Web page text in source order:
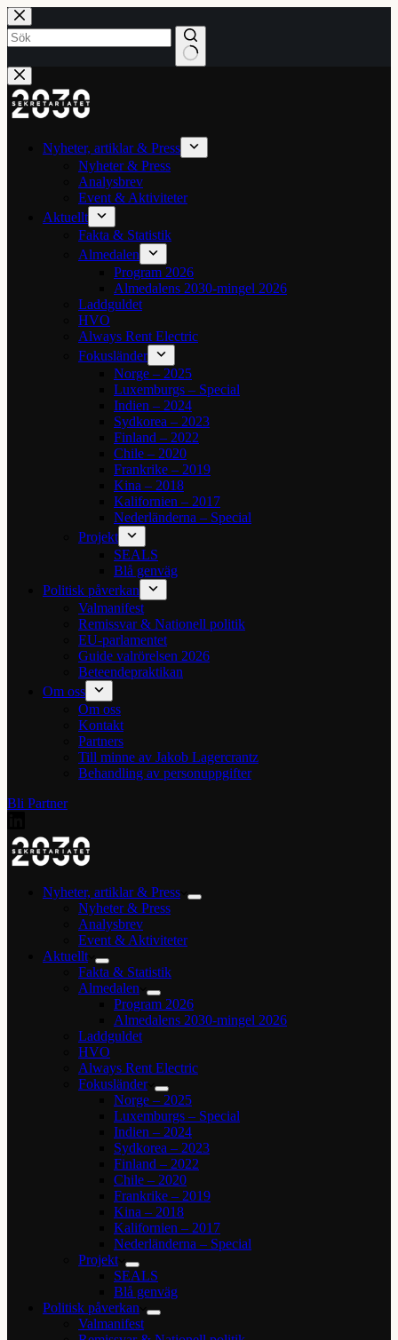
Hoppa
till
innehåll
Inga
resultat
Nyheter, artiklar & Press
Nyheter & Press
Analysbrev
Event & Aktiviteter
Aktuellt
Fakta & Statistik
Almedalen
Program 2026
Almedalens 2030-mingel 2026
Laddguldet
HVO
Always Rent Electric
Fokusländer
Norge – 2025
Luxemburgs – Special
Indien – 2024
Sydkorea – 2023
Finland – 2022
Chile – 2020
Frankrike – 2019
Kina – 2018
Kalifornien – 2017
Nederländerna – Special
Projekt
SEALS
Blå genväg
Politisk påverkan
Valmanifest
Remissvar & Nationell politik
EU-parlamentet
Guide valrörelsen 2026
Beteendepraktikan
Om oss
Om oss
Kontakt
Partners
Till minne av Jakob Lagercrantz
Behandling av personuppgifter
Bli Partner
Nyheter, artiklar & Press
Nyheter & Press
Analysbrev
Event & Aktiviteter
Aktuellt
Fakta & Statistik
Almedalen
Program 2026
Almedalens 2030-mingel 2026
Laddguldet
HVO
Always Rent Electric
Fokusländer
Norge – 2025
Luxemburgs – Special
Indien – 2024
Sydkorea – 2023
Finland – 2022
Chile – 2020
Frankrike – 2019
Kina – 2018
Kalifornien – 2017
Nederländerna – Special
Projekt
SEALS
Blå genväg
Politisk påverkan
Valmanifest